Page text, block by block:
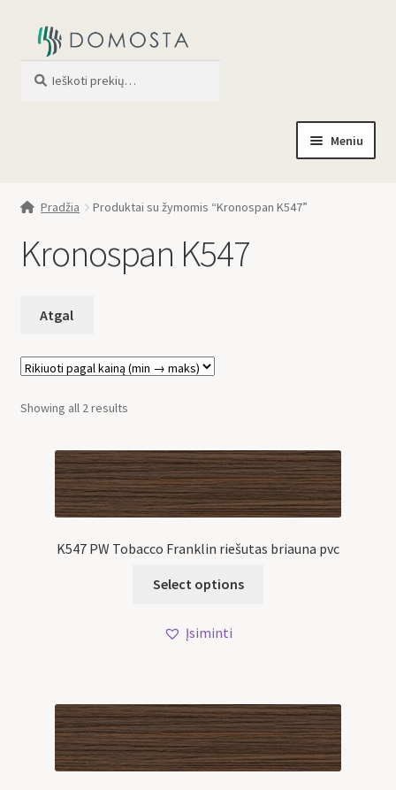
Meniu
Profilis
Pradžia Produktai su žymomis “Kronospan K547”
Kronospan K547
Showing all 2 results
K547 PW Tobacco Franklin riešutas briauna pvc
Select options
Įsiminti